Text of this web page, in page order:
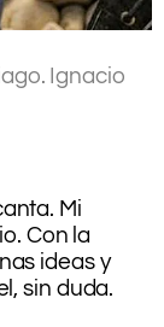
Ignacio
Mi
Con la
ideas y
sin duda.